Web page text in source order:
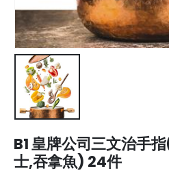
B1 皇牌公司三文治手
士,吞拿魚) 24件